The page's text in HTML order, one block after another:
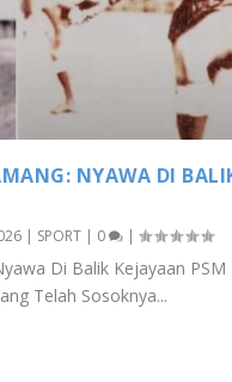
NYAWA DI
| SPORT | 0 |
Di Balik Kejayaan PSM
Telah Sosoknya...